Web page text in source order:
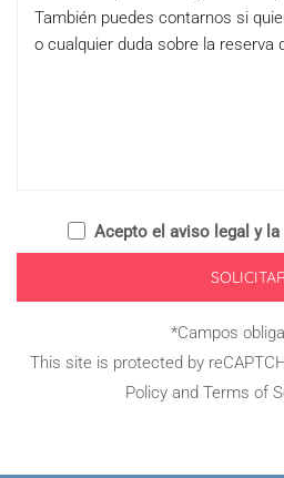
Acepto el aviso legal y
*Campos
This site is protected by
Policy and Terms of